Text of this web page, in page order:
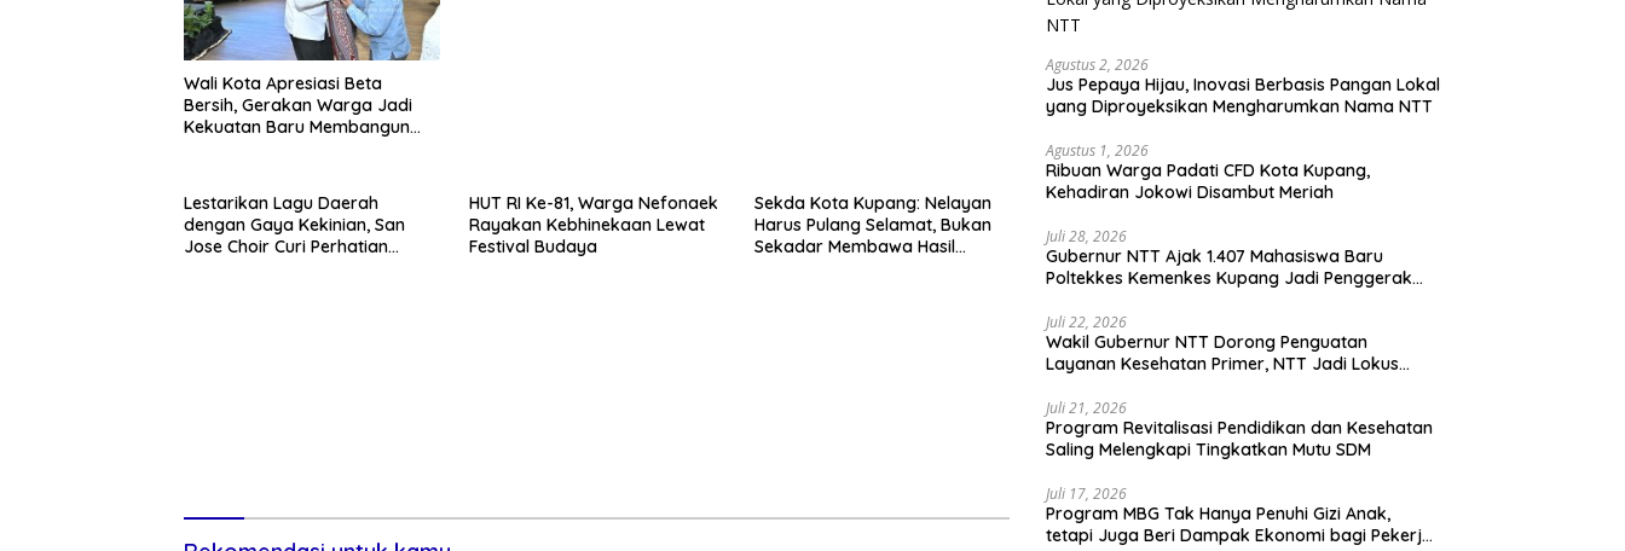
Wali Kota Apresiasi Beta
Bersih, Gerakan Warga Jadi
Kekuatan Baru Membangun
Lestarikan Lagu Daerah
dengan Gaya Kekinian, San
Jose Choir Curi Perhatian
HUT RI Ke-81, Warga Nefonaek
Rayakan Kebhinekaan Lewat
Festival Budaya
Sekda Kota Kupang: Nelayan
Harus Pulang Selamat, Bukan
Sekadar Membawa Hasil
Agustus 2, 2026
Jus Pepaya Hijau, Inovasi Berbasis Pangan Lokal
yang Diproyeksikan Mengharumkan Nama NTT
Agustus 1, 2026
Ribuan Warga Padati CFD Kota Kupang,
Kehadiran Jokowi Disambut Meriah
Juli 28, 2026
Gubernur NTT Ajak 1.407 Mahasiswa Baru
Poltekkes Kemenkes Kupang Jadi Penggerak
Juli 22, 2026
Wakil Gubernur NTT Dorong Penguatan
Layanan Kesehatan Primer, NTT Jadi Lokus
Australia
Juli 21, 2026
Program Revitalisasi Pendidikan dan Kesehatan
Saling Melengkapi Tingkatkan Mutu SDM
Juli 17, 2026
Program MBG Tak Hanya Penuhi Gizi Anak,
tetapi Juga Beri Dampak Ekonomi bagi Pekerja